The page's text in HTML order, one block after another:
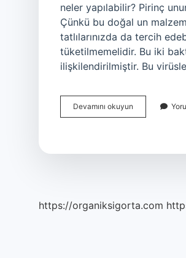
neler yapılabilir? Pirinç
Çünkü bu doğal un
tatlılarınızda da tercih
tüketilmemelidir. Bu iki
ilişkilendirilmiştir. Bu
Devamını okuyun
Unu
https://organiksigorta.com